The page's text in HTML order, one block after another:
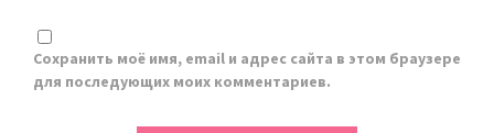
Сохранить моё имя, email и адрес сайта в этом браузере
для последующих моих комментариев.